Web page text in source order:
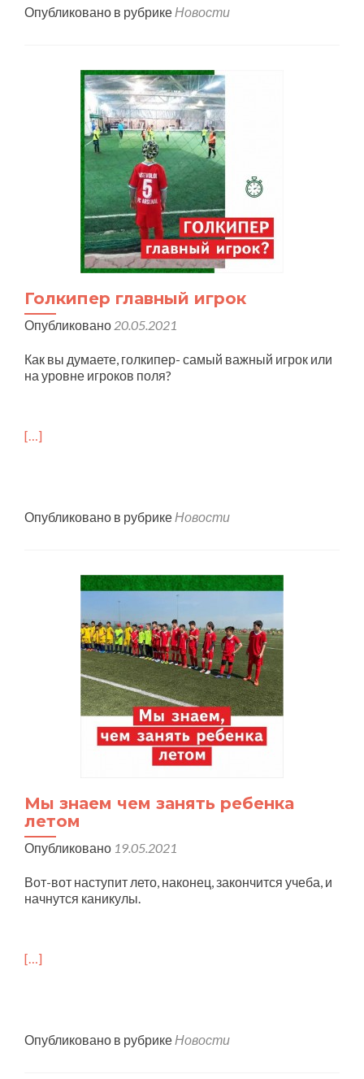
Опубликовано в рубрикеНовости
Голкипер главный игрок
Опубликовано 20.05.2021
Как вы думаете, голкипер- самый важный игрок или
на уровне игроков поля?
[…]
Опубликовано в рубрикеНовости
Мы знаем чем занять ребенка
летом
Опубликовано 19.05.2021
Вот-вот наступит лето, наконец, закончится учеба, и
начнутся каникулы.
[…]
Опубликовано в рубрикеНовости